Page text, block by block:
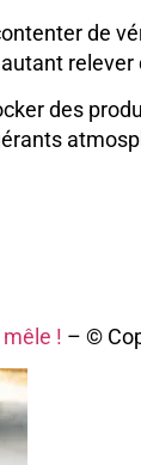
de
des
! – ©